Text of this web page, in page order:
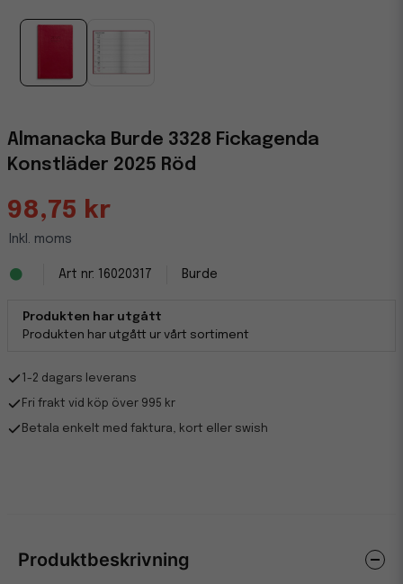
Almanacka Burde 3328 Fickagenda
Konstläder 2025 Röd
98,75 kr
Inkl. moms
16020317 Burde
Produkten har utgått
Produkten har utgått ur vårt sortiment
1-2 dagars leverans
Fri frakt vid köp över 995 kr
Betala enkelt med faktura, kort eller swish
Produktbeskrivning